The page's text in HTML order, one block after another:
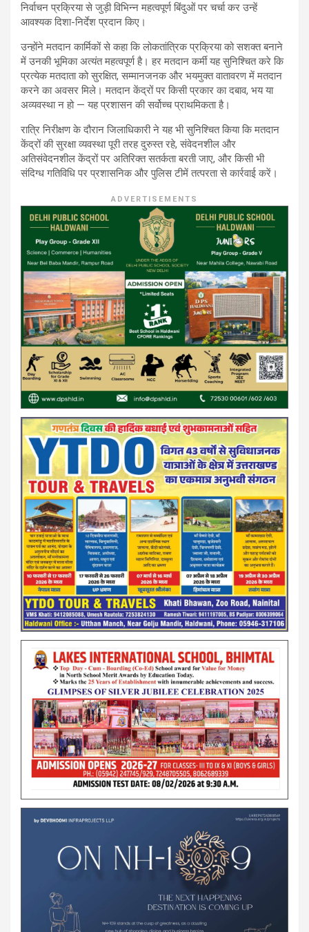
निर्वाचन प्रक्रिया से जुड़ी विभिन्न महत्वपूर्ण बिंदुओं पर चर्चा कर उन्हें
आवश्यक दिशा-निर्देश प्रदान किए।
उन्होंने मतदान कार्मिकों से कहा कि लोकतांत्रिक प्रक्रिया को सशक्त बनाने
में उनकी भूमिका अत्यंत महत्वपूर्ण है। हर मतदान कर्मी यह सुनिश्चित करे कि
प्रत्येक मतदाता को सुरक्षित, सम्मानजनक और भयमुक्त वातावरण में मतदान
करने का अवसर मिले। मतदान केंद्रों पर किसी प्रकार का दबाव, भय या
अव्यवस्था न हो — यह प्रशासन की सर्वोच्च प्राथमिकता है।
रात्रि निरीक्षण के दौरान जिलाधिकारी ने यह भी सुनिश्चित किया कि मतदान
केंद्रों की सुरक्षा व्यवस्था पूरी तरह दुरुस्त रहे, संवेदनशील और
अतिसंवेदनशील केंद्रों पर अतिरिक्त सतर्कता बरती जाए, और किसी भी
संदिग्ध गतिविधि पर प्रशासनिक और पुलिस टीमें तत्परता से कार्रवाई करें।
ADVERTISEMENTS